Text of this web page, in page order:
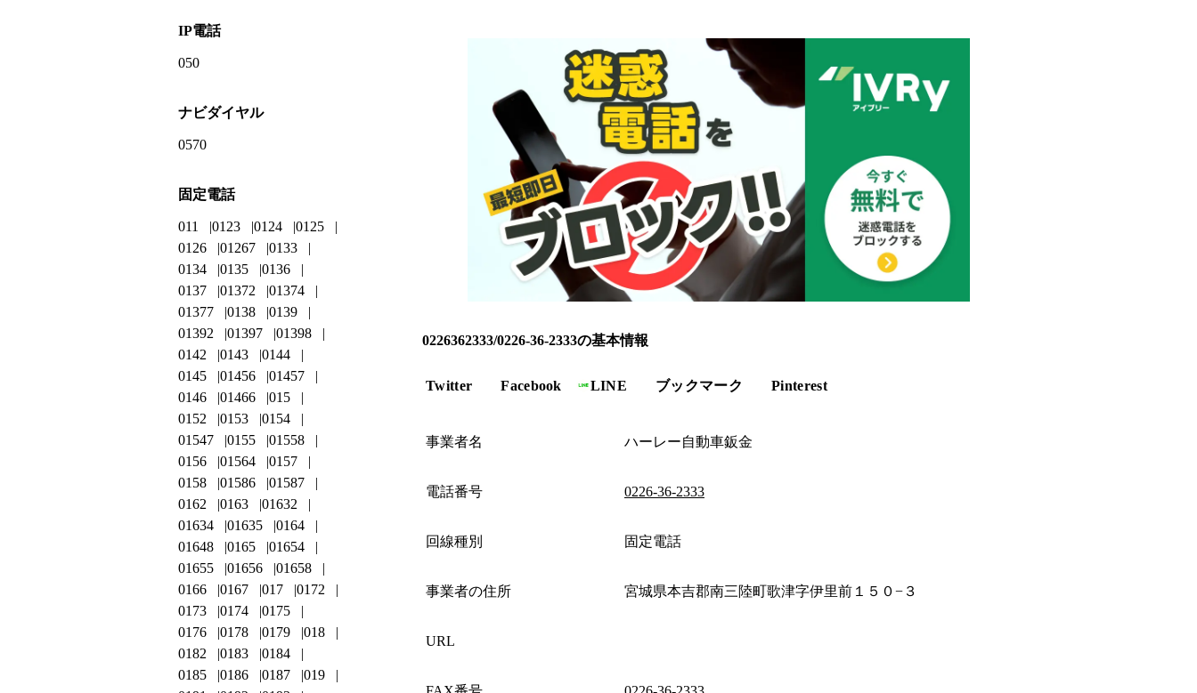
0226362333/0226-36-2333の基本情報
Twitter Facebook LINE ブックマーク Pinterest
事業者名 ハーレー自動車鈑金
電話番号 0226-36-2333
回線種別 固定電話
事業者の住所 宮城県本吉郡南三陸町歌津字伊里前１５０−３
URL
IP電話
050
ナビダイヤル
0570
固定電話
011 0123 0124
0125
0126
01267
0133
0134
0135
0136
0137
01372
01374
01377
0138
0139
01392
01397
01398
0142
0143
0144
0145
01456
01457
0146
01466
015
0152
0153
0154
01547
0155
01558
0156
01564
0157
0158
01586
01587
0162
0163
01632
01634
01635
0164
01648
0165
01654
01655
01656
01658
0166
0167 017
0172
0173
0174
0175
0176
0178 0179
018
0182
0183
0184
0185
0186 0187
019